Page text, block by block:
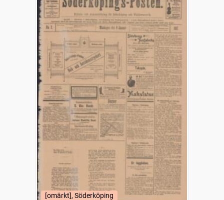
[omärkt], Söderköping